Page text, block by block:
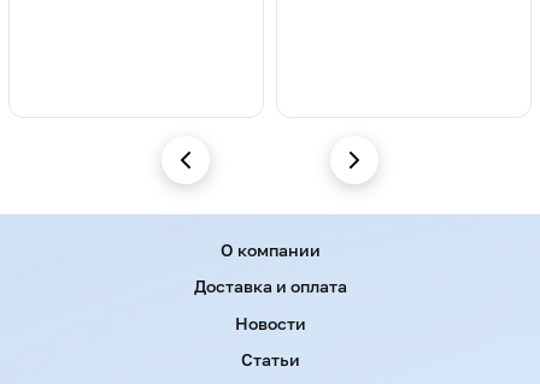
О компании
Доставка и оплата
Новости
Статьи